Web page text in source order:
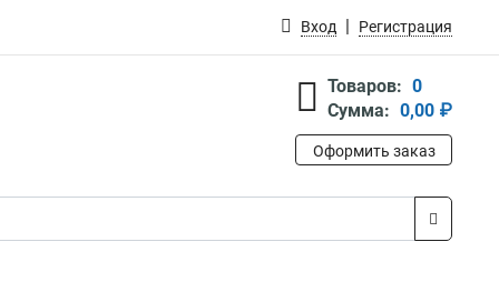
Вход Регистрация
Товаров: 0
Сумма: 0,00 ₽
Оформить заказ